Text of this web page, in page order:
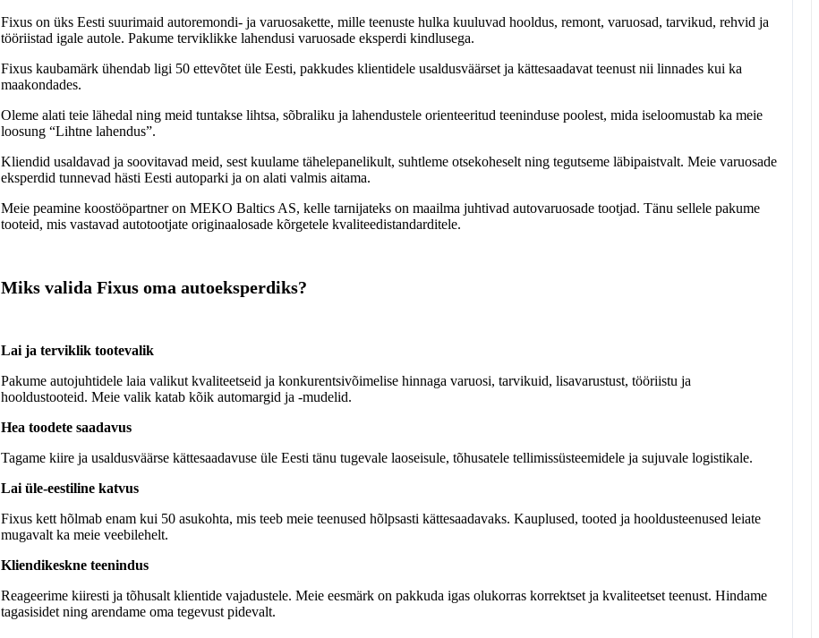
Fixus on üks Eesti suurimaid autoremondi- ja varuosakette, mille teenuste hulka kuuluvad hooldus, remont, varuosad, tarvikud, rehvid ja
tööriistad igale autole. Pakume terviklikke lahendusi varuosade eksperdi kindlusega.
Fixus kaubamärk ühendab ligi 50 ettevõtet üle Eesti, pakkudes klientidele usaldusväärset ja kättesaadavat teenust nii linnades kui ka
maakondades.
Oleme alati teie lähedal ning meid tuntakse lihtsa, sõbraliku ja lahendustele orienteeritud teeninduse poolest, mida iseloomustab ka meie
loosung “Lihtne lahendus”.
Kliendid usaldavad ja soovitavad meid, sest kuulame tähelepanelikult, suhtleme otsekoheselt ning tegutseme läbipaistvalt. Meie varuosade
eksperdid tunnevad hästi Eesti autoparki ja on alati valmis aitama.
Meie peamine koostööpartner on MEKO Baltics AS, kelle tarnijateks on maailma juhtivad autovaruosade tootjad. Tänu sellele pakume
tooteid, mis vastavad autotootjate originaalosade kõrgetele kvaliteedistandarditele.
Miks valida Fixus oma autoeksperdiks?
Lai ja terviklik tootevalik
Pakume autojuhtidele laia valikut kvaliteetseid ja konkurentsivõimelise hinnaga varuosi, tarvikuid, lisavarustust, tööriistu ja
hooldustooteid. Meie valik katab kõik automargid ja -mudelid.
Hea toodete saadavus
Tagame kiire ja usaldusväärse kättesaadavuse üle Eesti tänu tugevale laoseisule, tõhusatele tellimissüsteemidele ja sujuvale logistikale.
Lai üle-eestiline katvus
Fixus kett hõlmab enam kui 50 asukohta, mis teeb meie teenused hõlpsasti kättesaadavaks. Kauplused, tooted ja hooldusteenused leiate
mugavalt ka meie veebilehelt.
Kliendikeskne teenindus
Reageerime kiiresti ja tõhusalt klientide vajadustele. Meie eesmärk on pakkuda igas olukorras korrektset ja kvaliteetset teenust. Hindame
tagasisidet ning arendame oma tegevust pidevalt.